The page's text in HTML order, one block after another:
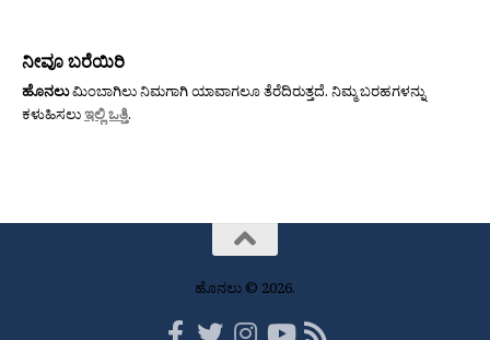
ನೀವೂ ಬರೆಯಿರಿ
ಹೊನಲುಮಿಂಬಾಗಿಲು ನಿಮಗಾಗಿ ಯಾವಾಗಲೂ ತೆರೆದಿರುತ್ತದೆ. ನಿಮ್ಮ ಬರಹಗಳನ್ನು
ಕಳುಹಿಸಲುಇಲ್ಲಿ ಒತ್ತಿ.
ಹೊನಲು © 2026.